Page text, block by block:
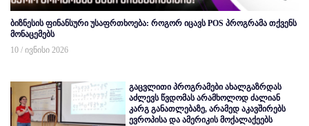
ბიზნესის ფინანსური უსაფრთხოება: როგორ იცავს POS პროგრამა თქვენს
მონაცემებს
10 / ივნისი 2026
გაცვლითი პროგრამები ახალგაზრდას
აძლევს წვდომას არამხოლოდ ძალიან
კარგ განათლებაზე, არამედ აკავშირებს
ევროპისა და ამერიკის მოქალაქეებს